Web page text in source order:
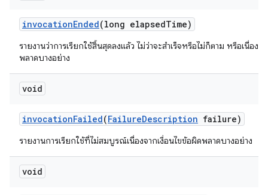
invocationEnded(long elapsedTime)
รายงานว่าการเรียกใช้สิ้นสุดลงแล้ว ไม่ว่าจะสำเร็จหรือไม่ก็ตาม หรือเนื่องจ
พลาดบางอย่าง
void
invocationFailed(FailureDescription failure)
รายงานการเรียกใช้ที่ไม่สมบูรณ์เนื่องจากเงื่อนไขข้อผิดพลาดบางอย่าง
void